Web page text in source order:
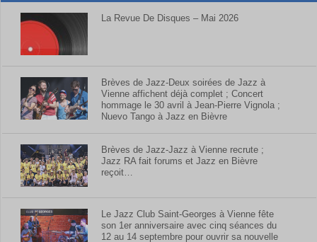
La Revue De Disques – Mai 2026
Brèves de Jazz-Deux soirées de Jazz à
Vienne affichent déjà complet ; Concert
hommage le 30 avril à Jean-Pierre Vignola ;
Nuevo Tango à Jazz en Bièvre
Brèves de Jazz-Jazz à Vienne recrute ;
Jazz RA fait forums et Jazz en Bièvre
reçoit…
Le Jazz Club Saint-Georges à Vienne fête
son 1er anniversaire avec cinq séances du
12 au 14 septembre pour ouvrir sa nouvelle